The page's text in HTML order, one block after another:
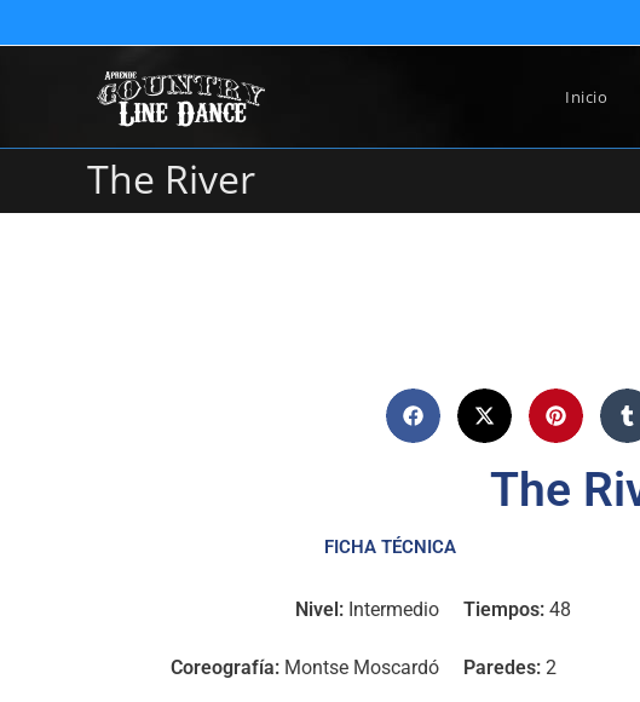
Inicio
The River
The
FICHA TÉCNICA
Nivel:Intermedio
Coreografía:Montse Moscardó
Tiempos:48
Paredes:2